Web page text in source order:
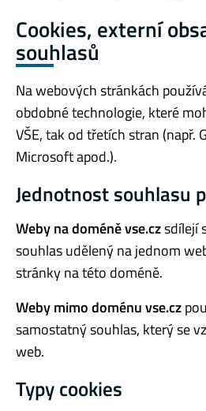
Cookies, externí
souhlasů
Na webových stránkách
obdobné technologie, které
VŠE, tak od třetích stran (např.
Microsoft apod.).
Jednotnost souhlasu
Weby na doméně vse.czsdílejí
souhlas udělený na jednom
stránky na této doméně.
Weby mimo doménu vse.cz
samostatný souhlas, který se
web.
Typy cookies